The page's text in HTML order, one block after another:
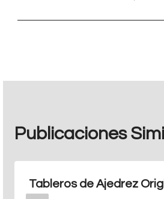
Publicaciones
Tableros de Ajedrez